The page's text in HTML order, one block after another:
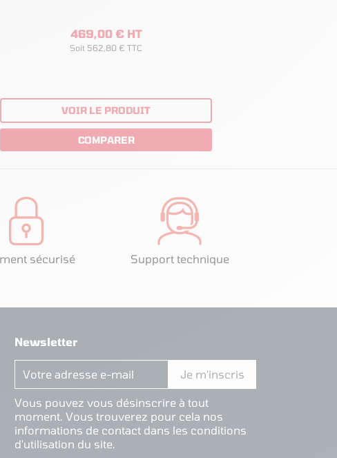
469,00 € HT
Soit 562,80 € TTC
VOIR LE PRODUIT
COMPARER
sécurisé Support technique
Newsletter
Vous pouvez vous désinscrire à tout
moment. Vous trouverez pour cela nos
informations de contact dans les conditions
d'utilisation du site.